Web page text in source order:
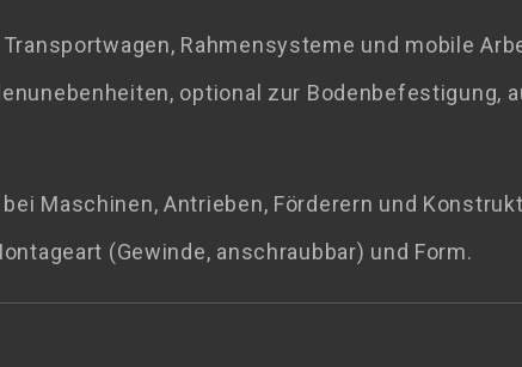
Rahmensysteme und mobile
optional zur Bodenbefestigung,
Maschinen, Antrieben, Förderern und
(Gewinde, anschraubbar) und Form.